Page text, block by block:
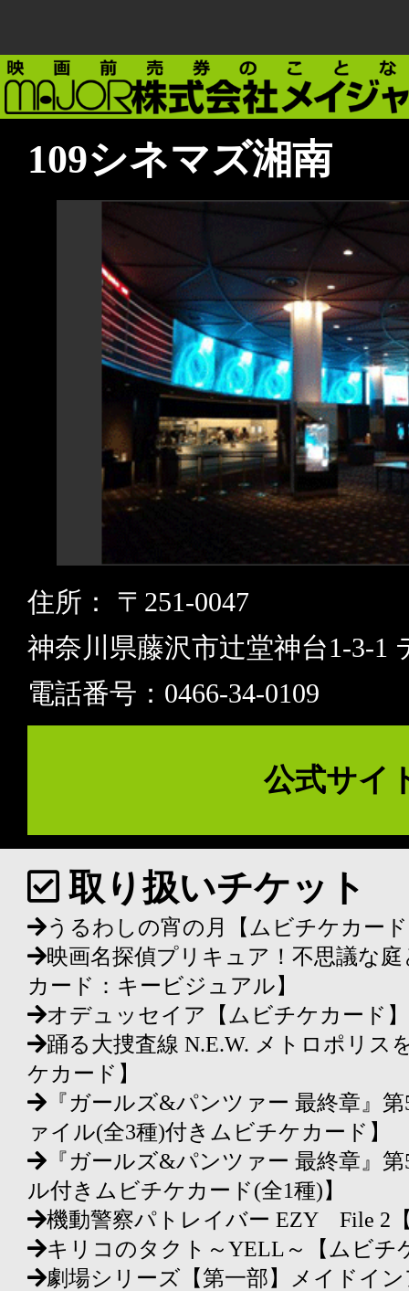
109シネマズ湘南
住所： 〒251-0047
神奈川県藤沢市辻堂神台1-3-1
電話番号：0466-34-0109
公式サイ
取り扱いチケット
うるわしの宵の月【ムビチケカー
映画名探偵プリキュア！不思議な
カード：キービジュアル】
オデュッセイア【ムビチケカード】
踊る大捜査線 N.E.W. メトロポリス
ケカード】
『ガールズ&パンツァー 最終章』
ァイル(全3種)付きムビチケカード】
『ガールズ&パンツァー 最終章』
ル付きムビチケカード(全1種)】
機動警察パトレイバー EZY File 2
キリコのタクト～YELL～【ムビチ
劇場シリーズ【第一部】メイドイ